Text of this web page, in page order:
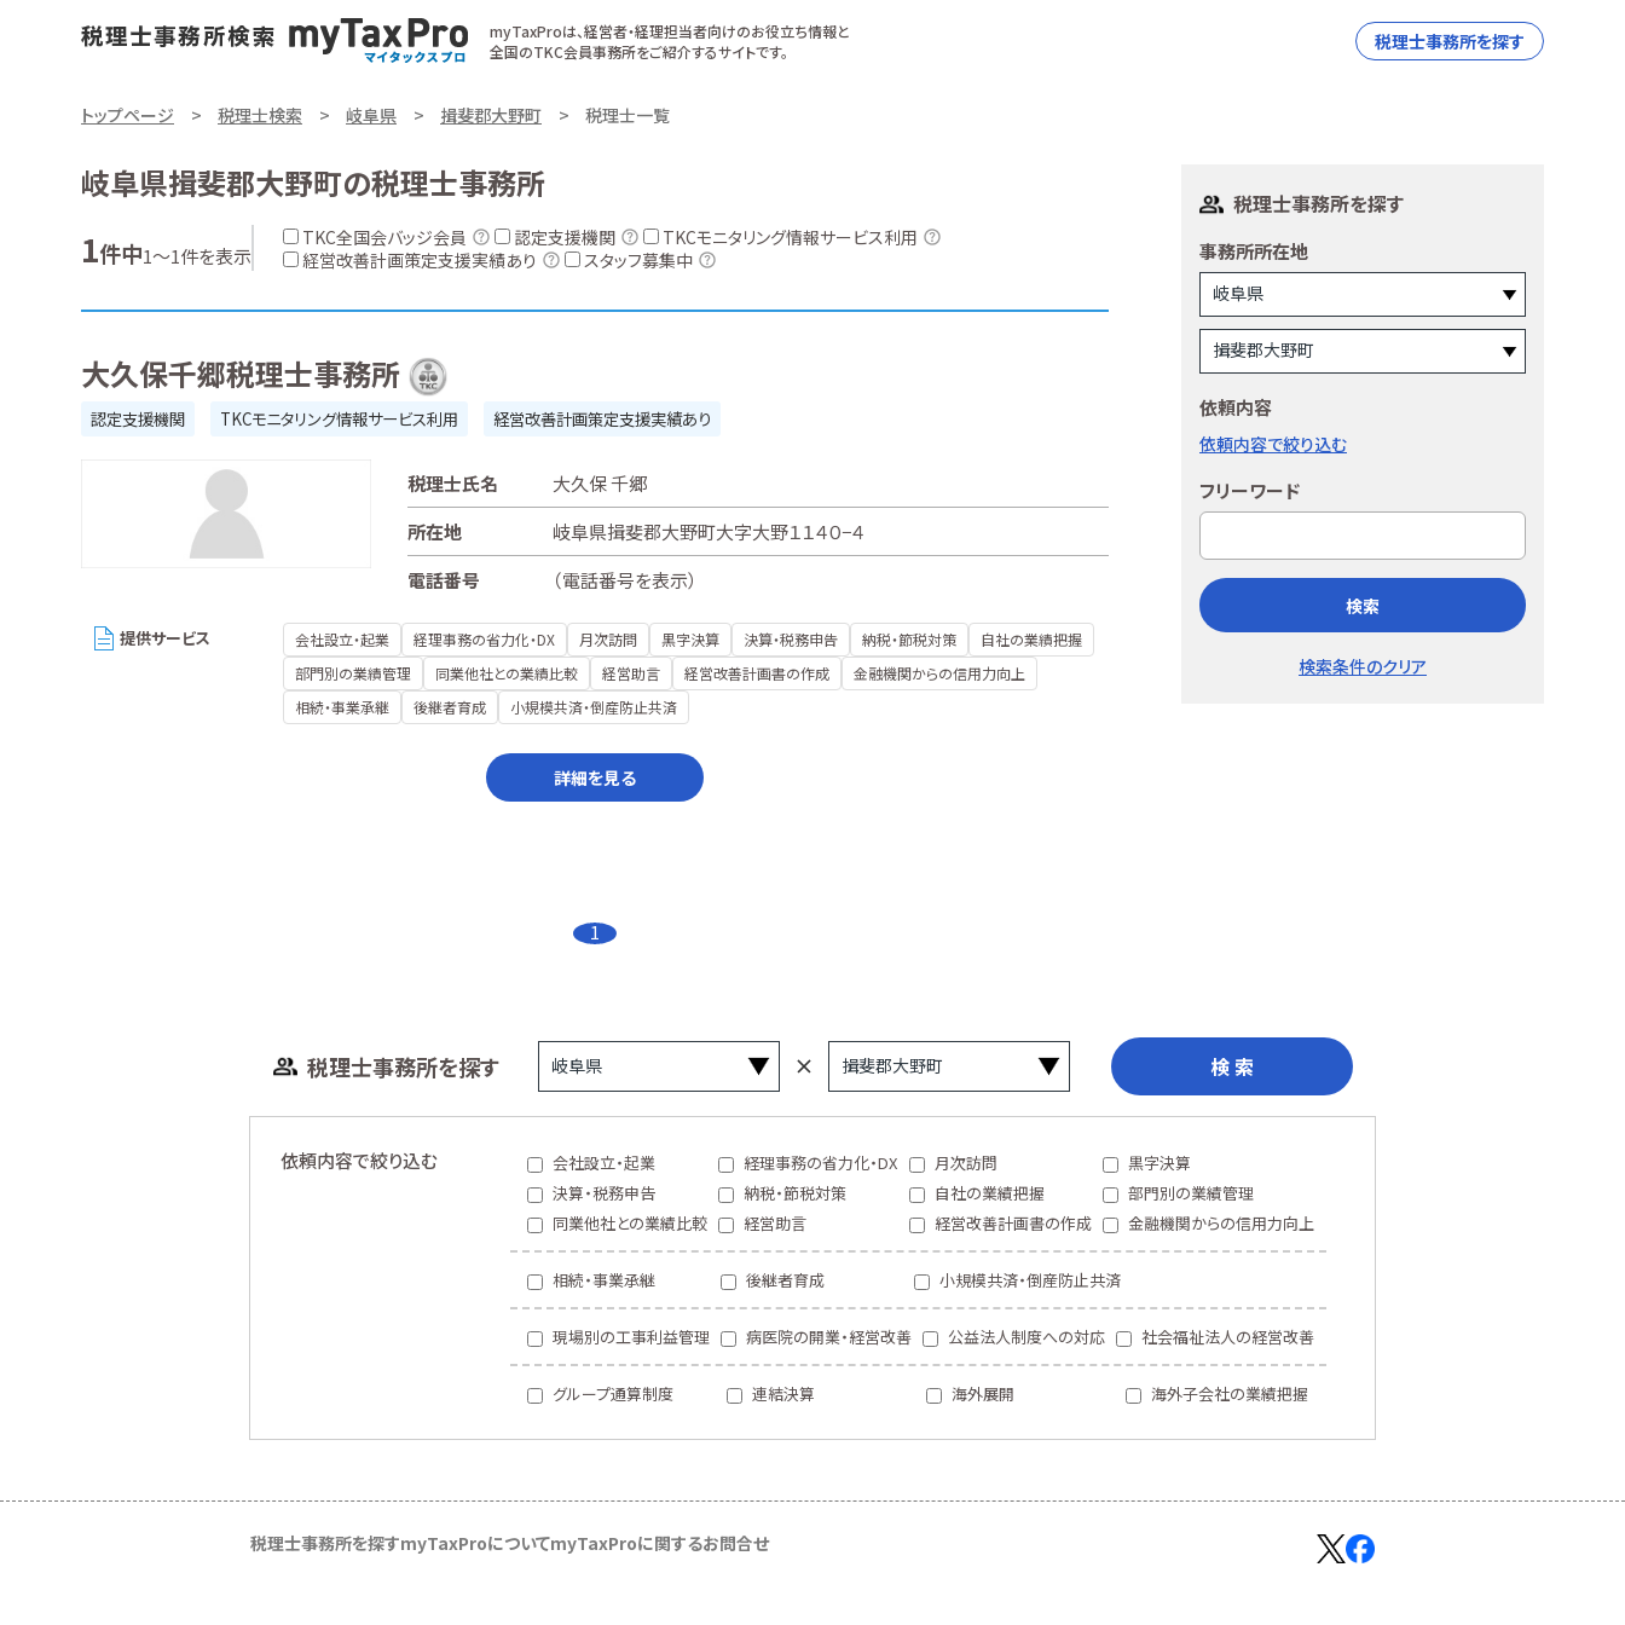
myTaxProは、経営者・経理担当者向けのお役立ち情報と
全国のTKC会員事務所をご紹介するサイトです。
税理士事務所を探す
トップページ 税理士検索 岐阜県 揖斐郡大野町 税理士一覧
岐阜県揖斐郡大野町の税理士事務所
1件中1～1件を表示
TKC全国会バッジ会員 認定支援機関
TKCモニタリング情報サービス利用
経営改善計画策定支援実績あり
スタッフ募集中
大久保千郷税理士事務所
認定支援機関 TKCモニタリング情報サービス利用 経営改善計画策定支援実績あり
税理士氏名
大久保 千郷
所在地
岐阜県揖斐郡大野町大字大野１１４０−４
電話番号
（電話番号を表示）
提供サービス 会社設立・起業 経理事務の省力化・DX 月次訪問 黒字決算 決算・税務申告 納税・節税対策
自社の業績把握
部門別の業績管理
同業他社との業績比較 経営助言 経営改善計画書の作成
金融機関からの信用力向上
相続・事業承継
後継者育成 小規模共済・倒産防止共済
詳細を見る
1
税理士事務所を探す
事務所所在地
依頼内容
依頼内容で絞り込む
フリーワード
検索
検索条件のクリア
税理士事務所を探す 検 索
依頼内容で絞り込む 会社設立・起業 経理事務の省力化・DX 月次訪問
黒字決算
決算・税務申告
納税・節税対策 自社の業績把握
部門別の業績管理
同業他社との業績比較
経営助言 経営改善計画書の作成 金融機関からの信用力向上
相続・事業承継 後継者育成 小規模共済・倒産防止共済
現場別の工事利益管理 病医院の開業・経営改善 公益法人制度への対応 社会福祉法人の経営改善
グループ通算制度 連結決算 海外展開 海外子会社の業績把握
税理士事務所を探すmyTaxProについてmyTaxProに関するお問合せ